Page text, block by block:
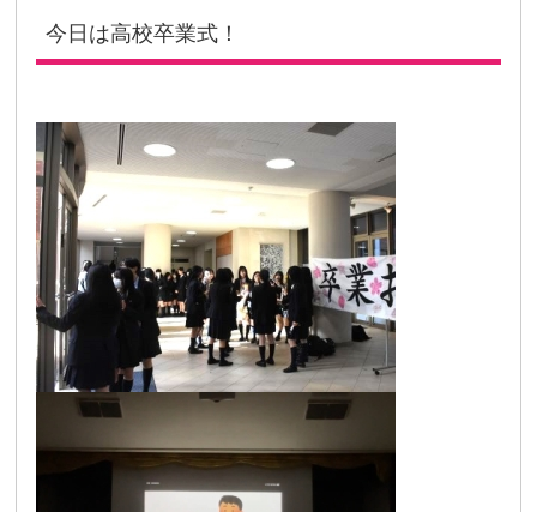
制服紹介
祥美会（保護者の会）・淑美
会（卒業生の会）
サポーターズサイト（寄付金
のお願い）
吉祥での学び
カリキュラム 授業、各教科の取り組み
補習・教養講座・公開講座・
高大連携・講習・勉強合宿
ライフスキルプログラム
芸術教育 課外授業
今日は高校卒業式！